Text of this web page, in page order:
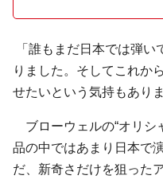
「誰もまだ日本では弾い
りました。そしてこれか
せたいという気持もありま
ブローウェルの“オリシ
品の中ではあまり日本で
だ、新奇さだけを狙った